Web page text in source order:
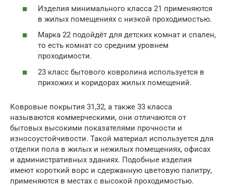
Изделия минимального класса 21 применяются
в жилых помещениях с низкой проходимостью.
Марка 22 подойдёт для детских комнат и спален,
то есть комнат со средним уровнем
проходимости.
23 класс бытового ковролина используется в
прихожих и коридорах жилых помещений.
Ковровые покрытия 31,32, а также 33 класса
называются коммерческими, они отличаются от
бытовых высокими показателями прочности и
износоустойчивости. Такой материал используется для
отделки пола в жилых и нежилых помещениях, офисах
и административных зданиях. Подобные изделия
имеют короткий ворс и сдержанную цветовую палитру,
применяются в местах с высокой проходимостью.